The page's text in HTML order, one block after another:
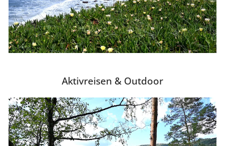
Aktivreisen & Outdoor